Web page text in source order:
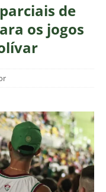
de
os jogos